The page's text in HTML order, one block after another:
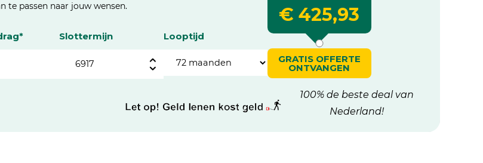
te passen naar jouw wensen.
Slottermijn Looptijd
€ 425,93
GRATIS OFFERTE
ONTVANGEN
100% de beste deal van
Nederland!